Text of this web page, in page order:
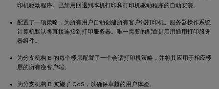
印机驱动程序。已禁用回退到本机打印和打印机驱动程序的自动安装。
配置了一项策略，为所有用户自动创建所有客户端打印机。服务器操作系统
计算机默认将直接连接到打印服务器。唯一需要的配置是启用通用打印服务
器组件。
为分支机构 B 的每个楼层配置了一个会话打印机策略，并将其应用于相应楼
层的所有瘦客户端。
为分支机构 B 实施了 QoS，以确保卓越的用户体验。